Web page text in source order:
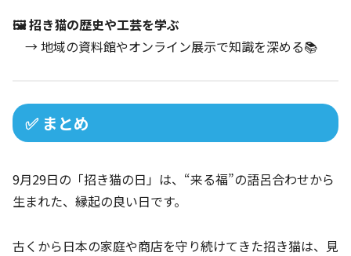
🖼 招き猫の歴史や工芸を学ぶ
→ 地域の資料館やオンライン展示で知識を深める📚
✅ まとめ
9月29日の「招き猫の日」は、“来る福”の語呂合わせから
生まれた、縁起の良い日です。
古くから日本の家庭や商店を守り続けてきた招き猫は、見